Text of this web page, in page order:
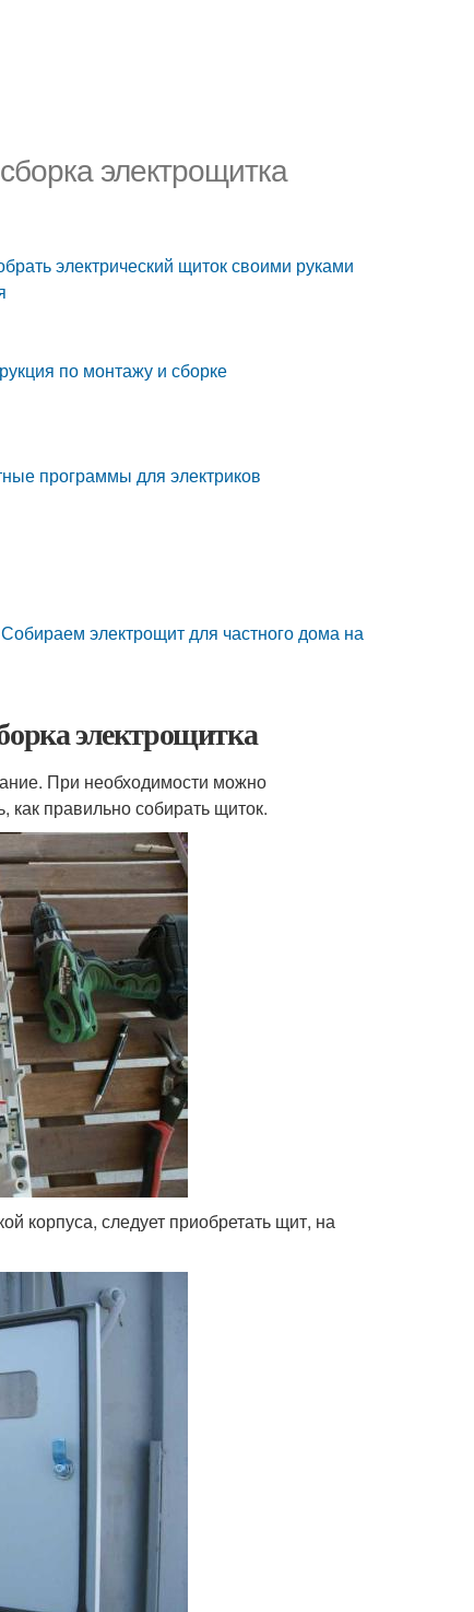
электрощитка
электрический щиток своими руками
по монтажу и сборке
программы для электриков
электрощит для частного дома на
электрощитка
При необходимости можно
как правильно собирать щиток.
корпуса, следует приобретать щит, на